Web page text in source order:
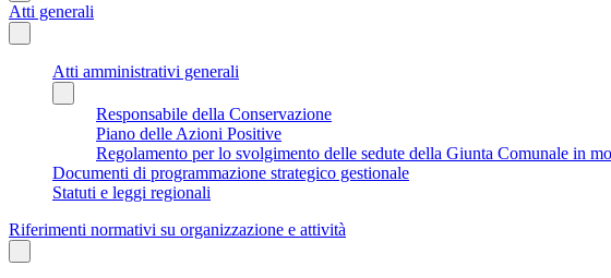
Atti generali
Atti amministrativi generali
Responsabile della Conservazione
Piano delle Azioni Positive
Regolamento per lo svolgimento delle sedute della Giunta Comunale in
Documenti di programmazione strategico gestionale
Statuti e leggi regionali
Riferimenti normativi su organizzazione e attività